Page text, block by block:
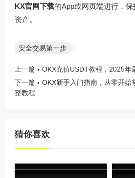
KX官网下载的App或网页端进行，
资产。
安全交易第一步
上一篇
OKX充值USDT教程，2025年
下一篇
OKX新手入门指南，从零开始
整教程
猜你喜欢